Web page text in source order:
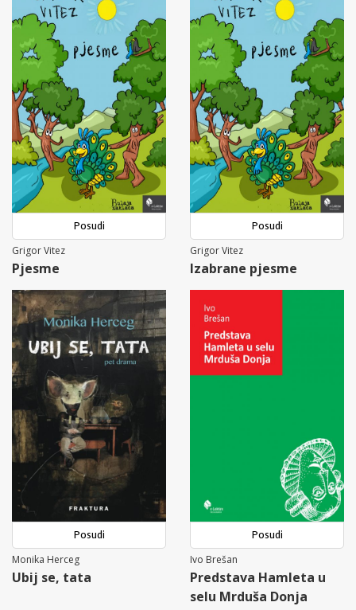
Posudi
Grigor Vitez
Pjesme
Posudi
Grigor Vitez
Izabrane pjesme
Posudi
Monika Herceg
Ubij se, tata
Posudi
Ivo Brešan
Predstava Hamleta u
selu Mrduša Donja